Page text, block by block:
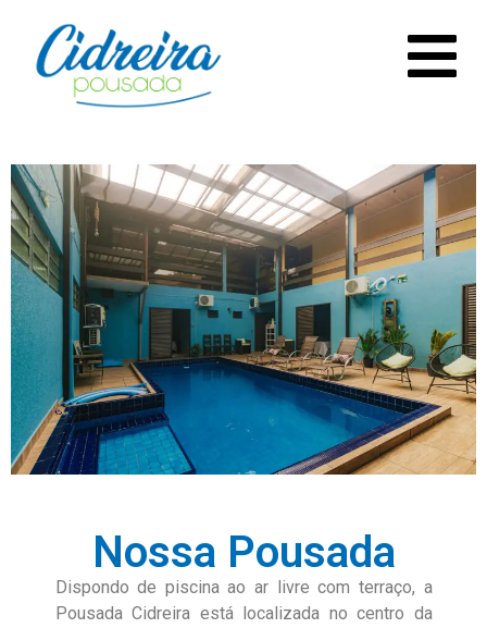
Nossa Pousada
Dispondo de piscina ao ar livre com terraço, a
Pousada Cidreira está localizada no centro da